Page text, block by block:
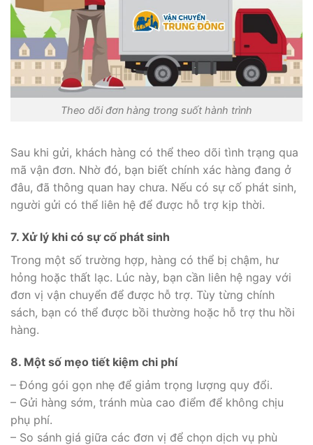
Theo dõi đơn hàng trong suốt hành trình
Sau khi gửi, khách hàng có thể theo dõi tình trạng qua
mã vận đơn. Nhờ đó, bạn biết chính xác hàng đang ở
đâu, đã thông quan hay chưa. Nếu có sự cố phát sinh,
người gửi có thể liên hệ để được hỗ trợ kịp thời.
7. Xử lý khi có sự cố phát sinh
Trong một số trường hợp, hàng có thể bị chậm, hư
hỏng hoặc thất lạc. Lúc này, bạn cần liên hệ ngay với
đơn vị vận chuyển để được hỗ trợ. Tùy từng chính
sách, bạn có thể được bồi thường hoặc hỗ trợ thu hồi
hàng.
8. Một số mẹo tiết kiệm chi phí
– Đóng gói gọn nhẹ để giảm trọng lượng quy đổi.
– Gửi hàng sớm, tránh mùa cao điểm để không chịu
phụ phí.
– So sánh giá giữa các đơn vị để chọn dịch vụ phù